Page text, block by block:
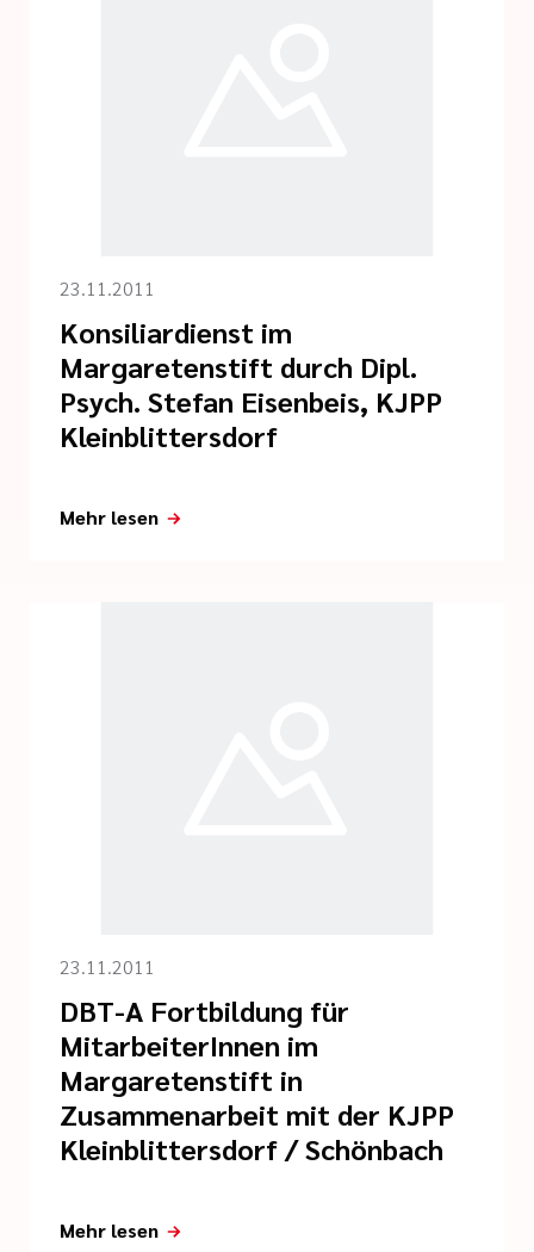
23.11.2011
Konsiliardienst im
Margaretenstift durch Dipl.
Psych. Stefan Eisenbeis, KJPP
Kleinblittersdorf
Mehr lesen
23.11.2011
DBT-A Fortbildung für
MitarbeiterInnen im
Margaretenstift in
Zusammenarbeit mit der KJPP
Kleinblittersdorf / Schönbach
Mehr lesen